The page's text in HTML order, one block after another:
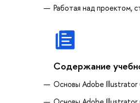
Работая над проектом,
Содержание
Основы Adobe Illustrator